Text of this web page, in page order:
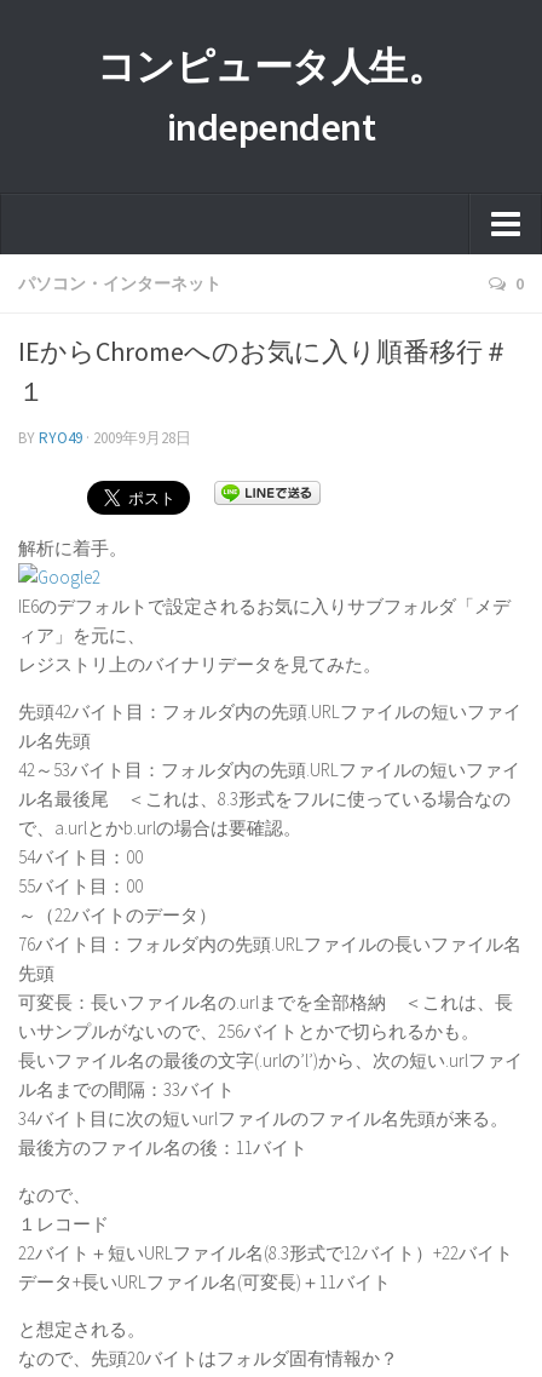
コンピュータ人生。
independent
ホーム
プライバシーポリシー
パソコン・インターネット 0
IEからChromeへのお気に入り順番移行＃
１
BYRYO49 · 2009年9月28日
解析に着手。
IE6のデフォルトで設定されるお気に入りサブフォルダ「メデ
ィア」を元に、
レジストリ上のバイナリデータを見てみた。
先頭42バイト目：フォルダ内の先頭.URLファイルの短いファイ
ル名先頭
42～53バイト目：フォルダ内の先頭.URLファイルの短いファイ
ル名最後尾 ＜これは、8.3形式をフルに使っている場合なの
で、a.urlとかb.urlの場合は要確認。
54バイト目：00
55バイト目：00
～（22バイトのデータ）
76バイト目：フォルダ内の先頭.URLファイルの長いファイル名
先頭
可変長：長いファイル名の.urlまでを全部格納 ＜これは、長
いサンプルがないので、256バイトとかで切られるかも。
長いファイル名の最後の文字(.urlの’l’)から、次の短い.urlファイ
ル名までの間隔：33バイト
34バイト目に次の短いurlファイルのファイル名先頭が来る。
最後方のファイル名の後：11バイト
なので、
１レコード
22バイト＋短いURLファイル名(8.3形式で12バイト）+22バイト
データ+長いURLファイル名(可変長)＋11バイト
と想定される。
なので、先頭20バイトはフォルダ固有情報か？